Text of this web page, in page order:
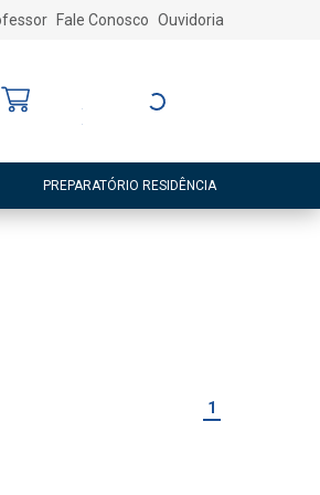
Fale Conosco Ouvidoria
Entre ou Cadastre-
PREPARATÓRIO RESIDÊNCIA
1